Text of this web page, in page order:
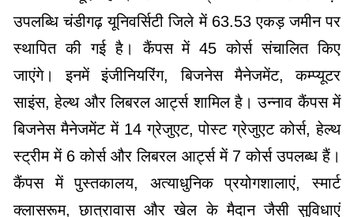
उपलब्धि चंडीगढ़ यूनिवर्सिटी जिले में 63.53 एकड़ जमीन पर
स्थापित की गई है। कैंपस में 45 कोर्स संचालित किए
जाएंगे। इनमें इंजीनियरिंग, बिजनेस मैनेजमेंट, कम्प्यूटर
साइंस, हेल्थ और लिबरल आर्ट्स शामिल है। उन्नाव कैंपस में
बिजनेस मैनेजमेंट में 14 ग्रेजुएट, पोस्ट ग्रेजुएट कोर्स, हेल्थ
स्ट्रीम में 6 कोर्स और लिबरल आर्ट्स में 7 कोर्स उपलब्ध हैं।
कैंपस में पुस्तकालय, अत्याधुनिक प्रयोगशालाएं, स्मार्ट
क्लासरूम, छात्रावास और खेल के मैदान जैसी सुविधाएं